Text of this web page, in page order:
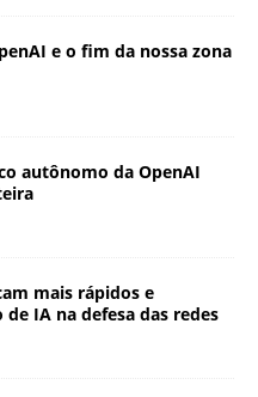
e o fim da nossa zona
autônomo da OpenAI
mais rápidos e
IA na defesa das redes